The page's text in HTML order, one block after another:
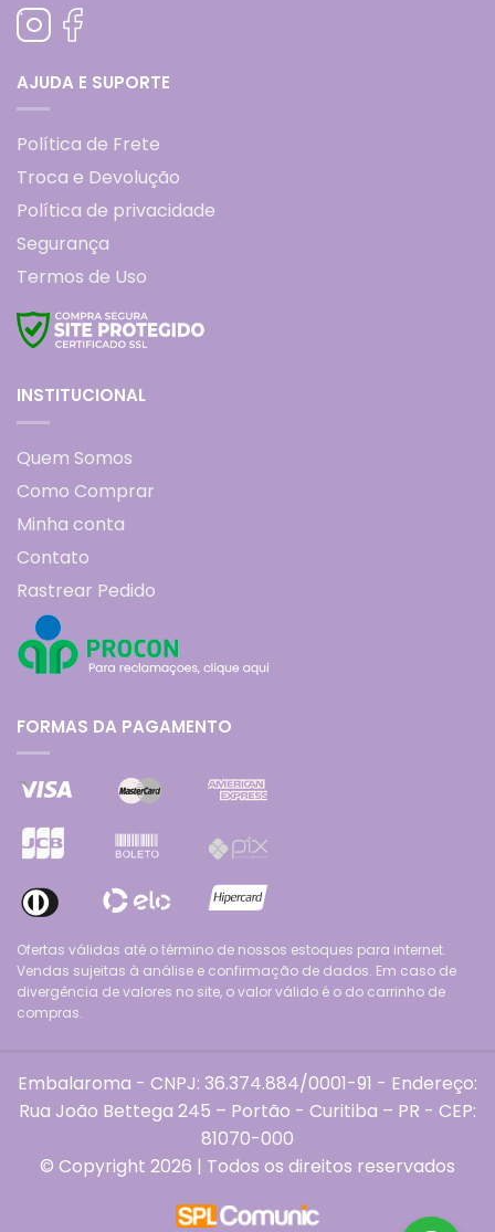
AJUDA E SUPORTE
Política de Frete
Troca e Devolução
Política de privacidade
Segurança
Termos de Uso
INSTITUCIONAL
Quem Somos
Como Comprar
Minha conta
Contato
Rastrear Pedido
FORMAS DA PAGAMENTO
Ofertas válidas até o término de nossos estoques para internet.
Vendas sujeitas à análise e confirmação de dados. Em caso de
divergência de valores no site, o valor válido é o do carrinho de
compras.
Embalaroma - CNPJ: 36.374.884/0001-91 - Endereço:
Rua João Bettega 245 – Portão - Curitiba – PR - CEP:
81070-000
© Copyright 2026 | Todos os direitos reservados